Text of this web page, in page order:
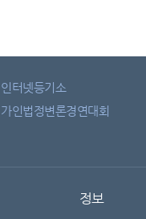
인터넷등기소
가인법정변론경연대회
정보